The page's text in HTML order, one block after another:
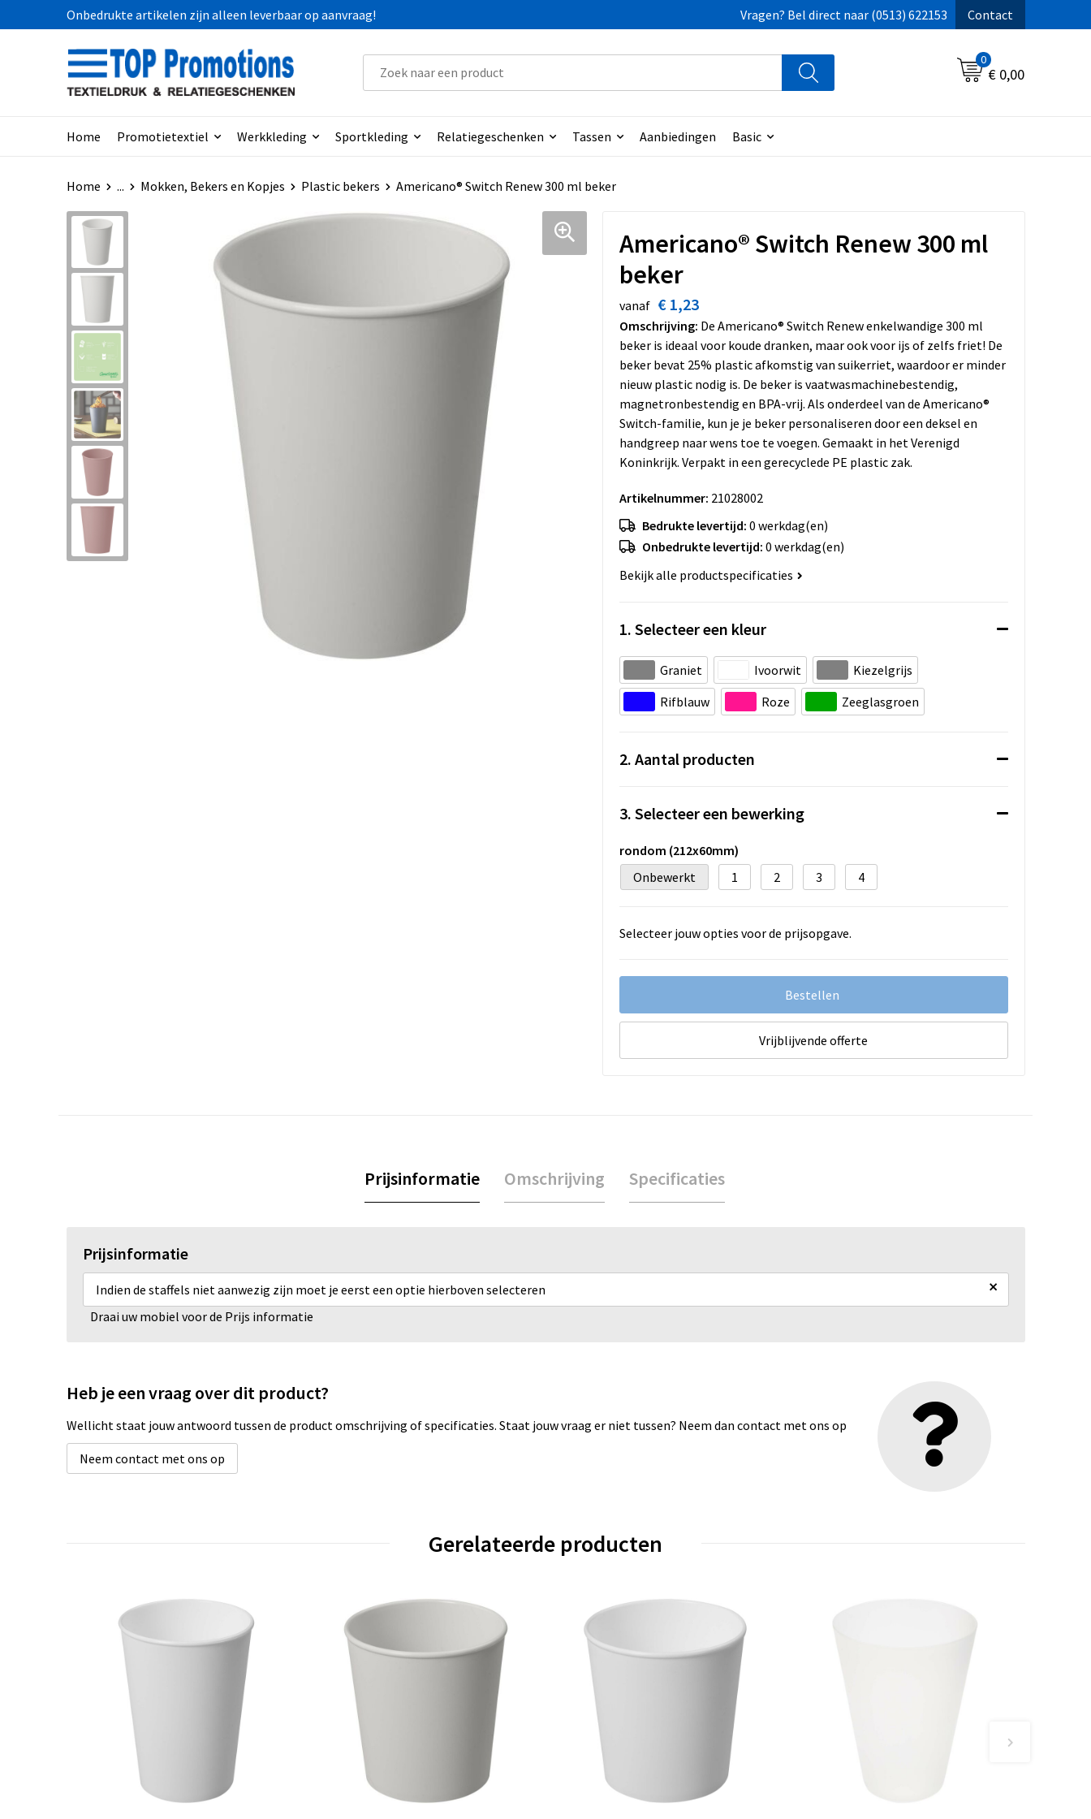
Onbedrukte artikelen zijn alleen leverbaar op aanvraag! Vragen? Bel direct naar (0513) 622153 Contact
0
€ 0,00
Home Promotietextiel Werkkleding Sportkleding Relatiegeschenken Tassen Aanbiedingen Basic
Home ... Mokken, Bekers en Kopjes Plastic bekers Americano® Switch Renew 300 ml beker
Americano® Switch Renew 300 ml
beker
vanaf € 1,23
Omschrijving: De Americano® Switch Renew enkelwandige 300 ml
beker is ideaal voor koude dranken, maar ook voor ijs of zelfs friet! De
beker bevat 25% plastic afkomstig van suikerriet, waardoor er minder
nieuw plastic nodig is. De beker is vaatwasmachinebestendig,
magnetronbestendig en BPA-vrij. Als onderdeel van de Americano®
Switch-familie, kun je je beker personaliseren door een deksel en
handgreep naar wens toe te voegen. Gemaakt in het Verenigd
Koninkrijk. Verpakt in een gerecyclede PE plastic zak.
Artikelnummer: 21028002
Bedrukte levertijd: 0 werkdag(en)
Onbedrukte levertijd: 0 werkdag(en)
Bekijk alle productspecificaties
1. Selecteer een kleur
Graniet Ivoorwit
Kiezelgrijs
Rifblauw
Roze Zeeglasgroen
2. Aantal producten
3. Selecteer een bewerking
rondom (212x60mm)
Onbewerkt
1 2 3 4
Selecteer jouw opties voor de prijsopgave.
Bestellen
Vrijblijvende offerte
Prijsinformatie Omschrijving Specificaties
Prijsinformatie
Indien de staffels niet aanwezig zijn moet je eerst een optie hierboven selecteren ×
Draai uw mobiel voor de Prijs informatie
Heb je een vraag over dit product?
Wellicht staat jouw antwoord tussen de product omschrijving of specificaties. Staat jouw vraag er niet tussen? Neem dan contact met ons op
Neem contact met ons op
Gerelateerde producten